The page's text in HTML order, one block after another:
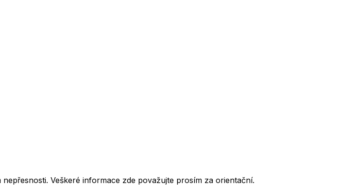
Veškeré informace zde považujte prosím za orientační.